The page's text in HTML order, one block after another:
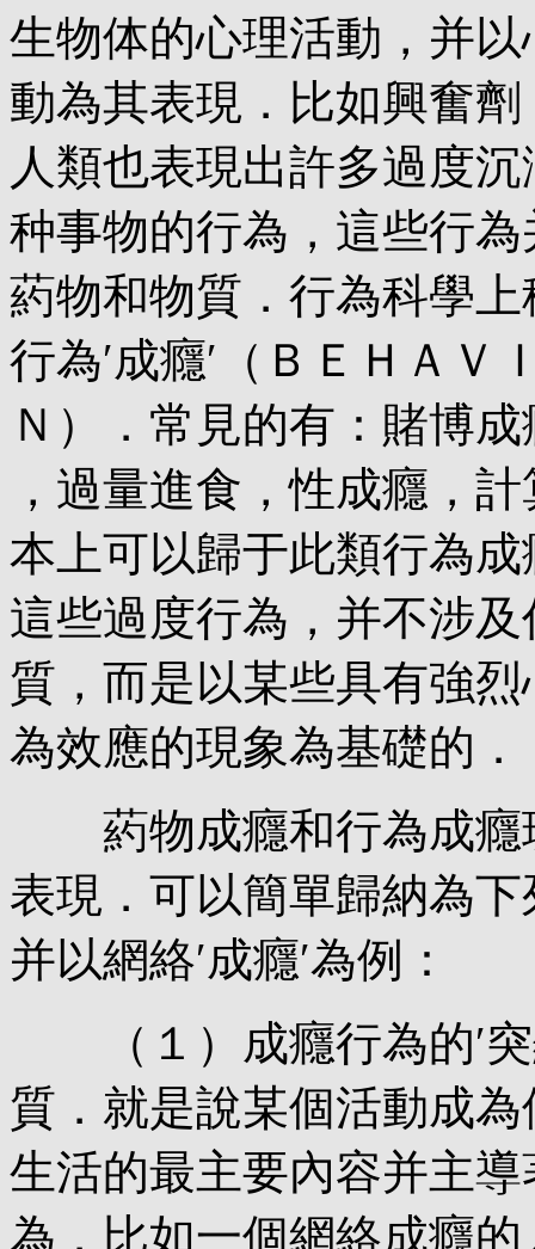
生物体的心理活動，并以
動為其表現．比如興奮
人類也表現出許多過度
种事物的行為，這些行
葯物和物質．行為科學上
行為′成癮′（ＢＥＨＡ
Ｎ）．常見的有：賭博成
，過量進食，性成癮，
本上可以歸于此類行為成
這些過度行為，并不涉
質，而是以某些具有強
為效應的現象為基礎的．
葯物成癮和行為成癮
表現．可以簡單歸納為下
并以網絡′成癮′為例：
（１）成癮行為的′突
質．就是說某個活動成為
生活的最主要內容并主
為．比如一個網絡成癮